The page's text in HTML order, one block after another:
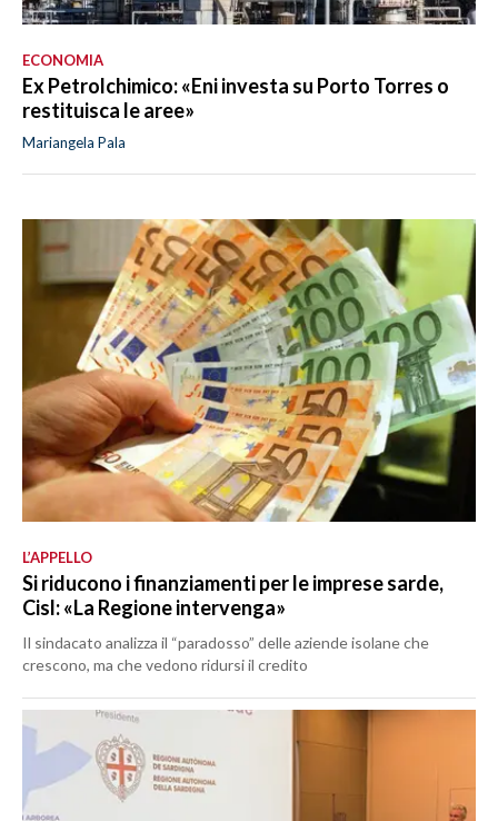
ECONOMIA
Ex Petrolchimico: «Eni investa su Porto Torres o
restituisca le aree»
Mariangela Pala
L’APPELLO
Si riducono i finanziamenti per le imprese sarde,
Cisl: «La Regione intervenga»
Il sindacato analizza il “paradosso” delle aziende isolane che
crescono, ma che vedono ridursi il credito